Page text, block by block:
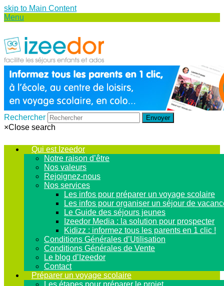
skip to Main Content
Menu
Rechercher Envoyer
×Close search
Qui est Izeedor
Notre raison d’être
Nos valeurs
Rejoignez-nous
Nos services
Les infos pour préparer un voyage scolaire
Les infos pour organiser un séjour de
Le Guide des séjours jeunes
Izeedor Media : la solution pour prospecter
Kidizz : informez tous les parents en 1 clic !
Conditions Générales d’Utilisation
Conditions Générales de Vente
Le blog d’Izeedor
Contact
Préparer un voyage scolaire
Les étapes pour préparer le projet